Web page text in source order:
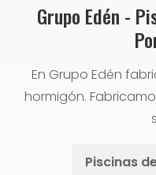
Grupo Edén -
En Grupo Edén
hormigón.
Piscinas